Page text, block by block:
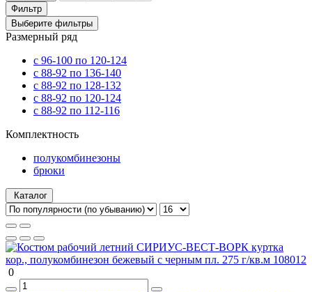
Фильтр
Выберите фильтры
Размерный ряд
с 96-100 по 120-124
с 88-92 по 136-140
с 88-92 по 128-132
с 88-92 по 120-124
с 88-92 по 112-116
Комплектность
полукомбинезоны
брюки
Каталог
0